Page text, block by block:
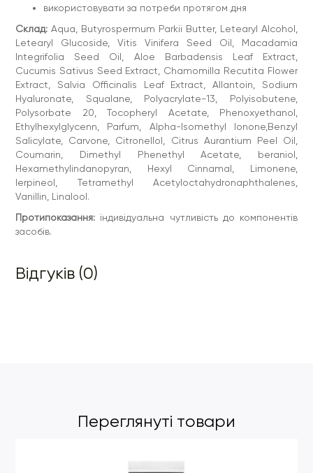
використовувати за потреби протягом дня
Склад: Aqua, Butyrospermum Parkii Butter, Letearyl Alcohol,
Letearyl Glucoside, Vitis Vinifera Seed Oil, Macadamia
Integrifolia Seed Oil, Aloe Barbadensis Leaf Extract,
Cucumis Sativus Seed Extract, Chamomilla Recutita Flower
Extract, Salvia Officinalis Leaf Extract, Allantoin, Sodium
Hyaluronate, Squalane, Polyacrylate-13, Polyisobutene,
Polysorbate 20, Tocopheryl Acetate, Phenoxyethanol,
Ethylhexylglycenn, Parfum, Alpha-Isomethyl lonone,Benzyl
Salicylate, Carvone, Citronellol, Citrus Aurantium Peel Oil,
Coumarin, Dimethyl Phenethyl Acetate, beraniol,
Hexamethylindanopyran, Hexyl Cinnamal, Limonene,
lerpineol, Tetramethyl Acetyloctahydronaphthalenes,
Vanillin, Linalool.
Протипоказання: індивідуальна чутливість до компонентів
засобів.
Відгуків (0)
Переглянуті товари